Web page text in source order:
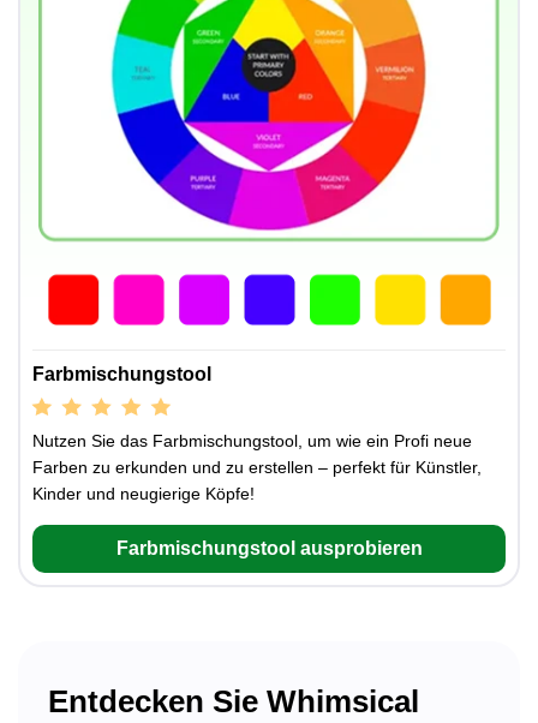
Farbmischungstool
Nutzen Sie das Farbmischungstool, um wie ein Profi neue
Farben zu erkunden und zu erstellen – perfekt für Künstler,
Kinder und neugierige Köpfe!
Farbmischungstool ausprobieren
Entdecken Sie Whimsical